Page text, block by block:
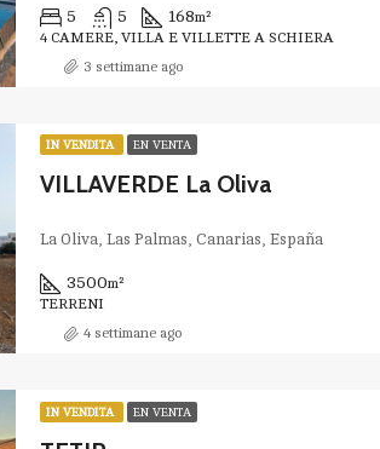
5 5 168m²
4 CAMERE, VILLA E VILLETTE A SCHIERA
3 settimane ago
IN VENDITA EN VENTA
VILLAVERDE La Oliva
La Oliva, Las Palmas, Canarias, España
3500m²
TERRENI
4 settimane ago
IN VENDITA EN VENTA